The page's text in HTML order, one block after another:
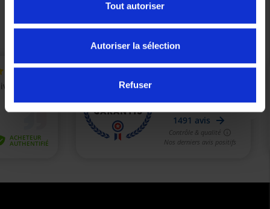
Tout autoriser
Autoriser la sélection
Refuser